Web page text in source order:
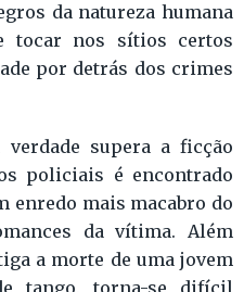
da natureza humana
tocar nos sítios certos
por detrás dos crimes
supera a ficção
policiais é encontrado
enredo mais macabro do
da vítima. Além
a morte de uma jovem